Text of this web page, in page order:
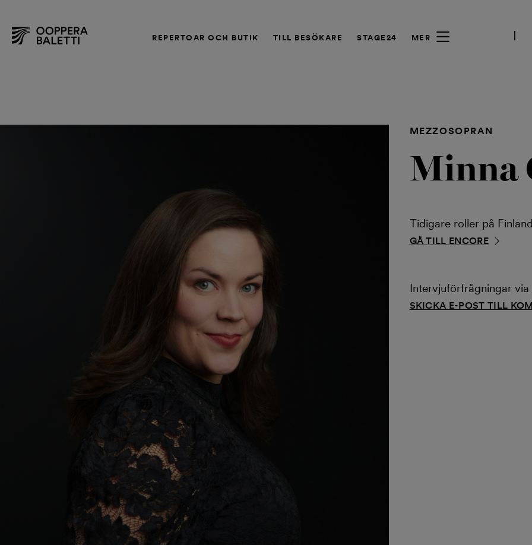
REPERTOAR OCH BUTIK TILL BESÖKARE STAGE24 MER
MEZZOSOPRAN
Minna
Tidigare roller på
GÅ TILL ENCORE
Intervjuförfrågningar
SKICKA E-POST TILL